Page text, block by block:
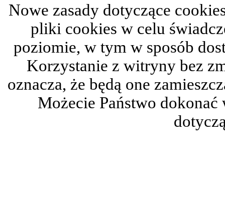
Nowe zasady dotyczące
pliki cookies w celu
poziomie, w tym w sposób
Korzystanie z witryny bez
oznacza, że będą one
Możecie Państwo